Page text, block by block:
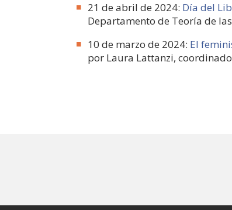
21 de abril de 2024: Día del
Departamento de Teoría de
10 de marzo de 2024: El
por Laura Lattanzi,